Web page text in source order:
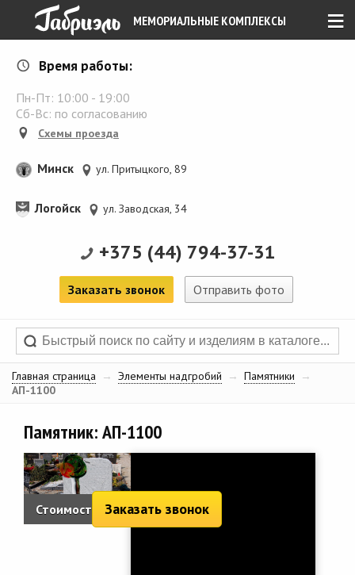
≡
МЕМОРИАЛЬНЫЕ КОМПЛЕКСЫ
Время работы:
Пн-Пт: 10:00 - 19:00
Сб-Вс: по согласованию
Схемы проезда
Минск ул. Притыцкого, 89
Логойск ул. Заводская, 34
+375 (44) 794-37-31
Заказать звонок Отправить фото
Главная страница → Элементы надгробий → Памятники
→
АП-1100
Памятник: АП-1100
Стоимость: Заказать звонок